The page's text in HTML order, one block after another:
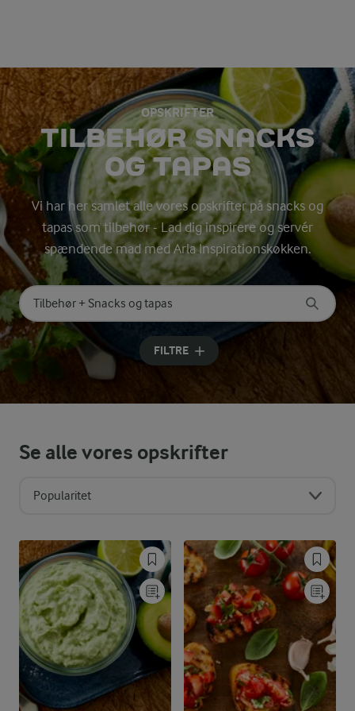
OPSKRIFTER
TILBEHØR SNACKS
OG TAPAS
Vi har her samlet alle vores opskrifter på snacks og
tapas som tilbehør - Lad dig inspirere og servér
spændende mad med Arla Inspirationskøkken.
Søg på kategori
Indtast søgeord for at søge
FILTRE
Se alle vores opskrifter
Popularitet